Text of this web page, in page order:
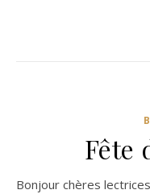
Fête
Bonjour chères lectrices (et peut être chers lecteurs…!) Je